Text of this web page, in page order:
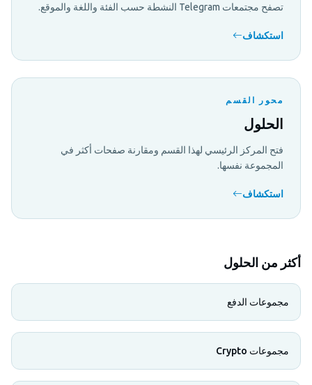
تصفح مجتمعات Telegram النشطة حسب الفئة واللغة والموقع.
استكشاف
محور القسم
الحلول
فتح المركز الرئيسي لهذا القسم ومقارنة صفحات أكثر في
المجموعة نفسها.
استكشاف
أكثر من الحلول
مجموعات الدفع
مجموعات Crypto